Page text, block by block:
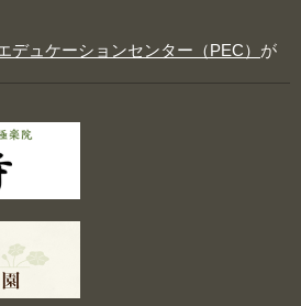
デュケーションセンター（PEC） が